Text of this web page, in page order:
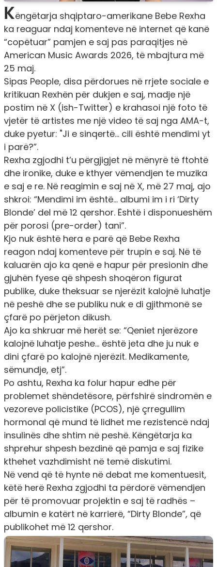
Këngëtarja shqiptaro-amerikane Bebe Rexha
ka reaguar ndaj komenteve në internet që kanë
“copëtuar” pamjen e saj pas paraqitjes në
American Music Awards 2026, të mbajtura më
25 maj.
Sipas People, disa përdorues në rrjete sociale e
kritikuan Rexhën për dukjen e saj, madje një
postim në X (ish-Twitter) e krahasoi një foto të
vjetër të artistes me një video të saj nga AMA-t,
duke pyetur: "Ji e sinqertë… cili është mendimi yt
i parë?”.
Rexha zgjodhi t’u përgjigjet në mënyrë të ftohtë
dhe ironike, duke e kthyer vëmendjen te muzika
e saj e re. Në reagimin e saj në X, më 27 maj, ajo
shkroi: “Mendimi im është… albumi im i ri ‘Dirty
Blonde’ del më 12 qershor. Është i disponueshëm
për porosi (pre-order) tani”.
Kjo nuk është hera e parë që Bebe Rexha
reagon ndaj komenteve për trupin e saj. Në të
kaluarën ajo ka qenë e hapur për presionin dhe
gjuhën fyese që shpesh shoqëron figurat
publike, duke theksuar se njerëzit kalojnë luhatje
në peshë dhe se publiku nuk e di gjithmonë se
çfarë po përjeton dikush.
Ajo ka shkruar më herët se: “Qeniet njerëzore
kalojnë luhatje peshe… është jeta dhe ju nuk e
dini çfarë po kalojnë njerëzit. Medikamente,
sëmundje, etj”.
Po ashtu, Rexha ka folur hapur edhe për
problemet shëndetësore, përfshirë sindromën e
vezoreve policistike (PCOS), një çrregullim
hormonal që mund të lidhet me rezistencë ndaj
insulinës dhe shtim në peshë. Këngëtarja ka
shprehur shpesh bezdinë që pamja e saj fizike
kthehet vazhdimisht në temë diskutimi.
Në vend që të hynte në debat me komentuesit,
këtë herë Rexha zgjodhi ta përdorë vëmendjen
për të promovuar projektin e saj të radhës –
albumin e katërt në karrierë, “Dirty Blonde”, që
publikohet më 12 qershor.